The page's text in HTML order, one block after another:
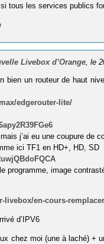
tous les services publics
Livebox d’Orange, le
bien un routeur de haut
edgerouter-lite/
j’ai eu une coupure de
ici TF1 en HD+, HD, SD
programme, image
livebox/en-cours-
d’IPV6
chez moi (une à laché) +